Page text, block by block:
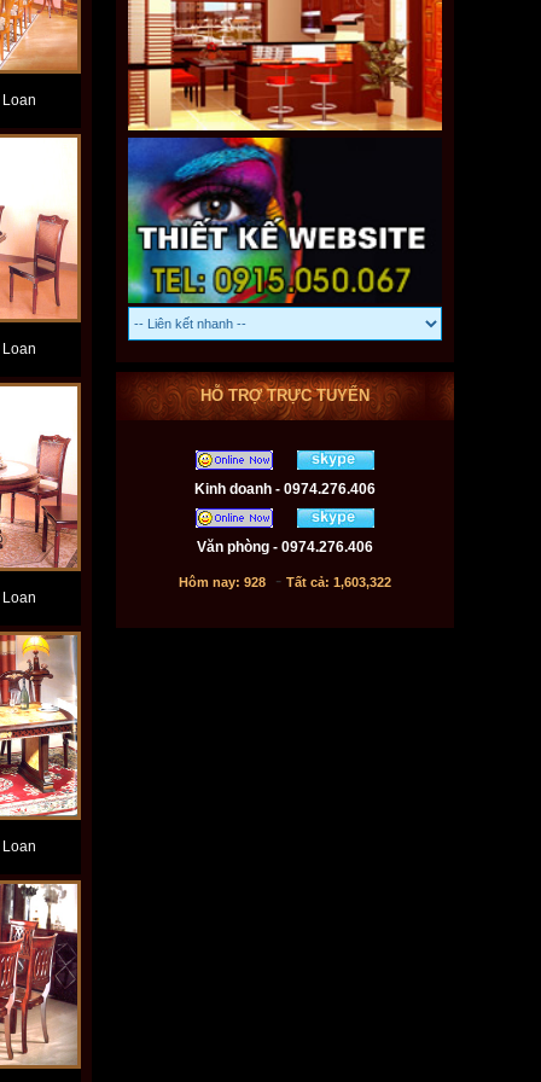
HỖ TRỢ TRỰC TUYẾN
Kinh doanh - 0974.276.406
Văn phòng - 0974.276.406
Hôm nay: 928 - Tất cả: 1,603,322